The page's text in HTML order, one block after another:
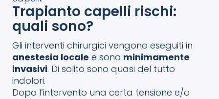
Trapianto capelli rischi:
quali sono?
Gli interventi chirurgici vengono eseguiti in
anestesia locale e sono minimamente
invasivi. Di solito sono quasi del tutto
indolori.
Dopo l’intervento una certa tensione e/o